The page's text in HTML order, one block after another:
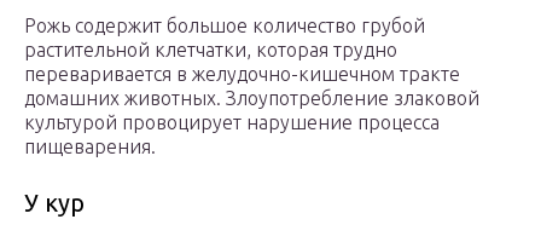
Рожь содержит большое количество грубой
растительной клетчатки, которая трудно
переваривается в желудочно-кишечном тракте
домашних животных. Злоупотребление злаковой
культурой провоцирует нарушение процесса
пищеварения.
У кур